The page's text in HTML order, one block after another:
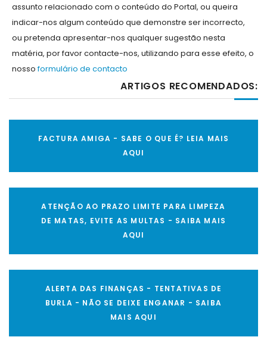
assunto relacionado com o conteúdo do Portal, ou queira
indicar-nos algum conteúdo que demonstre ser incorrecto,
ou pretenda apresentar-nos qualquer sugestão nesta
matéria, por favor contacte-nos, utilizando para esse efeito, o
nossoformulário de contacto
ARTIGOS RECOMENDADOS:
FACTURA AMIGA - SABE O QUE É? LEIA MAIS
AQUI
ATENÇÃO AO PRAZO LIMITE PARA LIMPEZA
DE MATAS, EVITE AS MULTAS - SAIBA MAIS
AQUI
ALERTA DAS FINANÇAS - TENTATIVAS DE
BURLA - NÃO SE DEIXE ENGANAR - SAIBA
MAIS AQUI